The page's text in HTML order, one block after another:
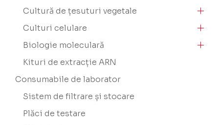
Cultură de țesuturi vegetale
Culturi celulare
Biologie moleculară
Kituri de extracție ARN
Consumabile de laborator
Sistem de filtrare și stocare
Plăci de testare